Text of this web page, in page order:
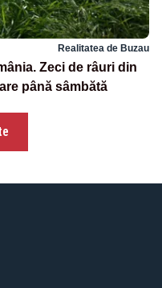
Realitatea de Buzau
Zeci de râuri din
până sâmbătă